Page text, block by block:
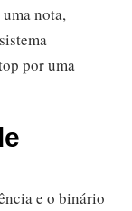
nota,
por uma
e o binário